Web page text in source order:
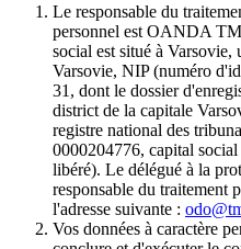
Le responsable du
personnel est OANDA
social est situé à
Varsovie, NIP (numéro
31, dont le dossier
district de la capitale
registre national des
0000204776, capital
libéré). Le délégué à la
responsable du traitement
l'adresse suivante :
Vos données à caractère